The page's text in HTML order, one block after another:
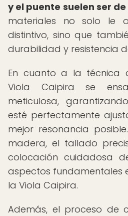
y el puente suelen ser
materiales no solo le
distintivo, sino que
durabilidad y resistencia
En cuanto a la técnica
Viola Caipira se
meticulosa,
esté perfectamente
mejor resonancia
madera, el tallado
colocación cuidadosa
aspectos fundamentales
la Viola Caipira.
Además, el proceso de